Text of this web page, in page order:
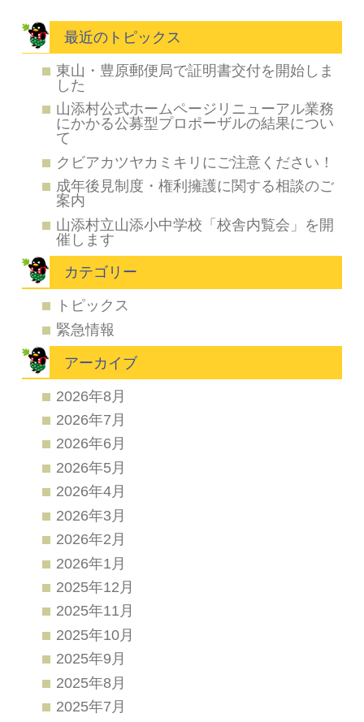
最近のトピックス
東山・豊原郵便局で証明書交付を開始しま
した
山添村公式ホームページリニューアル業務
にかかる公募型プロポーザルの結果につい
て
クビアカツヤカミキリにご注意ください！
成年後見制度・権利擁護に関する相談のご
案内
山添村立山添小中学校「校舎内覧会」を開
催します
カテゴリー
トピックス
緊急情報
アーカイブ
2026年8月
2026年7月
2026年6月
2026年5月
2026年4月
2026年3月
2026年2月
2026年1月
2025年12月
2025年11月
2025年10月
2025年9月
2025年8月
2025年7月